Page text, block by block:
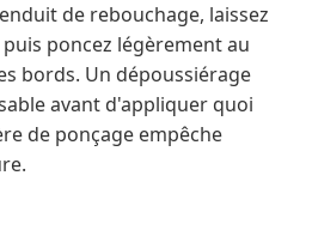
de rebouchage, laissez
poncez légèrement au
bords. Un dépoussiérage
avant d'appliquer quoi
de ponçage empêche